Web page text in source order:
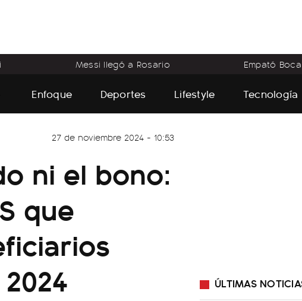
Messi llegó a Rosario Empató Boca
Enfoque Deportes Lifestyle Tecnología
27 de noviembre 2024 - 10:53
ni el bono:
que
ÚLTIMAS